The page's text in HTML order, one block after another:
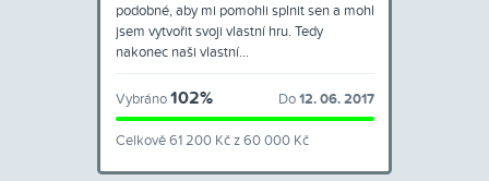
podobné, aby mi pomohli splnit sen a mohl
jsem vytvořit svoji vlastní hru. Tedy
nakonec naši vlastní…
Vybráno 102% Do 12. 06. 2017
Celkově 61 200 Kč z 60 000 Kč